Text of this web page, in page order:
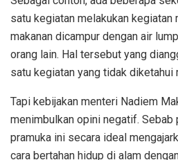
satu kegiatan melakukan kegiatan
makanan dicampur dengan air
orang lain. Hal tersebut yang
satu kegiatan yang tidak diketahui
Tapi kebijakan menteri Nadiem
menimbulkan opini negatif. Sebab
pramuka ini secara ideal
cara bertahan hidup di alam